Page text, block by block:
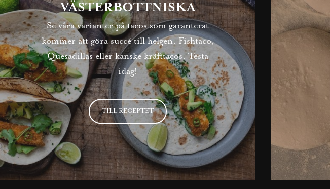
VÄSTERBOTTNISKA
Se våra varianter på tacos som garanterat
kommer att göra succé till helgen. Fishtaco,
Quesadillas eller kanske kräfttacos. Testa
idag!
TILL RECEPTET